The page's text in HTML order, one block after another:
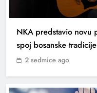
NKA predstavio novu
spoj bosanske
senzibiliteta
2 sedmice ago